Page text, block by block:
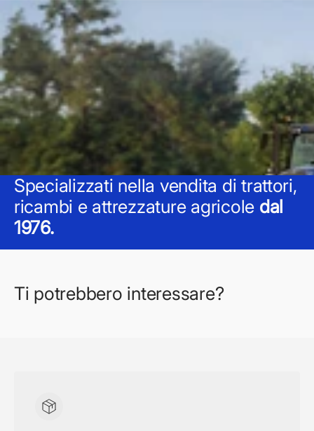
Specializzati nella vendita di trattori,
ricambi e attrezzature agricole dal
1976.
Ti potrebbero interessare?